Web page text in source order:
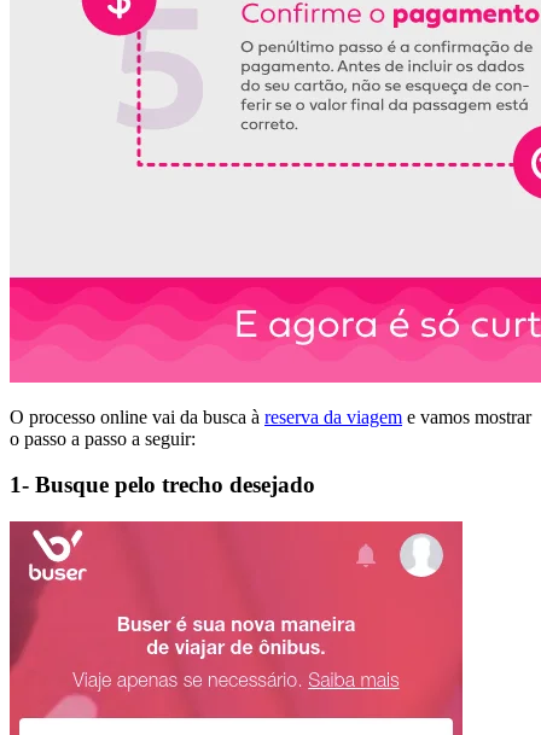
O processo online vai da busca à reserva da viagem e vamos mostrar
o passo a passo a seguir:
1- Busque pelo trecho desejado